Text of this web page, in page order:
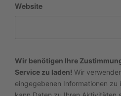
Website
Wir benötigen Ihre
Service zu laden! Wir
eingegebenen Informationen zu